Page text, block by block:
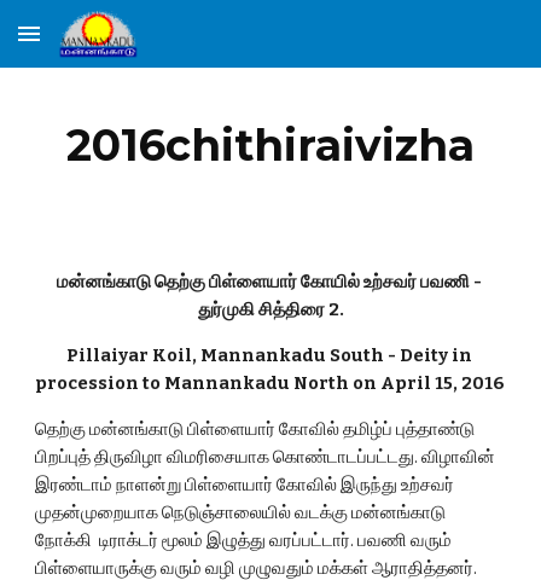
Skip to main content
2016chithiraivizha
மன்னங்காடு தெற்கு பிள்ளையார் கோயில் உற்சவர் பவணி -
துர்முகி சித்திரை 2.
Pillaiyar Koil, Mannankadu South - Deity in
தெற்கு மன்னங்காடு பிள்ளையார் கோவில் தமிழ்ப் புத்தாண்டு
பிறப்புத் திருவிழா விமரிசையாக கொண்டாடப்பட்டது. விழாவின்
இரண்டாம் நாளன்று பிள்ளையார் கோவில் இருந்து உற்சவர்
முதன்முறையாக நெடுஞ்சாலையில் வடக்கு மன்னங்காடு
நோக்கி  டிராக்டர் மூலம் இழுத்து வரப்பட்டார். பவணி வரும்
பிள்ளையாருக்கு வரும் வழி முழுவதும் மக்கள் ஆராதித்தனர்.